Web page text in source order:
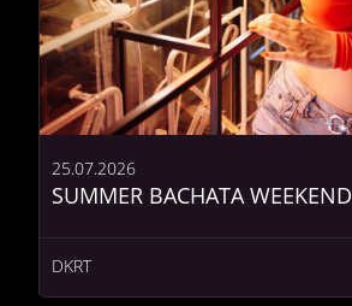
SUMMER BACHATA WEEKEND
25.07.2026
DKRT